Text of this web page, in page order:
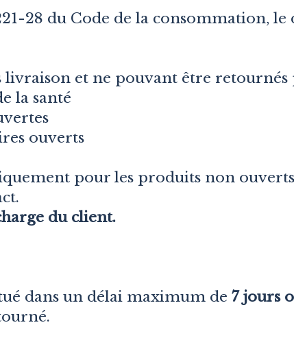
28 du Code de la consommation,
livraison et ne pouvant être retournés
la santé
ouverts
pour les produits non
du client.
dans un délai maximum de 7 jours